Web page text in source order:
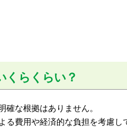
くらくらい？
確な根拠はありません。
る費用や経済的な負担を考慮